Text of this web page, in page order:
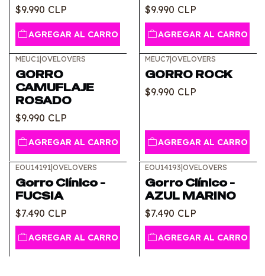
$9.990 CLP
AGREGAR AL CARRO
$9.990 CLP
AGREGAR AL CARRO
MEUC1|OVELOVERS
GORRO
CAMUFLAJE
ROSADO
$9.990 CLP
AGREGAR AL CARRO
MEUC7|OVELOVERS
GORRO ROCK
$9.990 CLP
AGREGAR AL CARRO
EOU14191|OVELOVERS
Gorro Clínico -
FUCSIA
$7.490 CLP
AGREGAR AL CARRO
EOU14193|OVELOVERS
Gorro Clínico -
AZUL MARINO
$7.490 CLP
AGREGAR AL CARRO